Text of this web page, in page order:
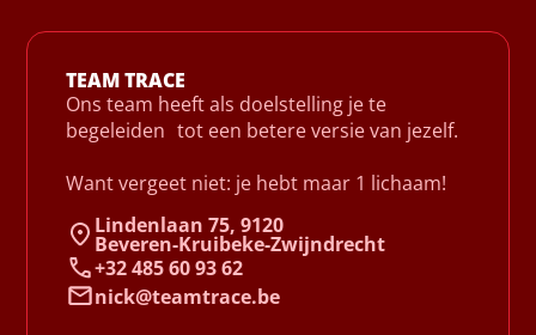
TEAM TRACE
Ons team heeft als doelstelling je te
begeleiden tot een betere versie van jezelf.
Want vergeet niet: je hebt maar 1 lichaam!
Lindenlaan 75, 9120
Beveren-Kruibeke-Zwijndrecht
+32 485 60 93 62
nick@teamtrace.be